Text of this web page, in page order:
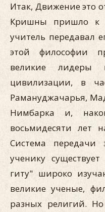
Итак, Движение это
Кришны пришло к
учитель передавал
этой философии
великие лидеры
цивилизации, в
Рамануджачарья,
Нимбарка и,
восьмидесяти лет
Система
ученику
гиту" широко
великие ученые,
разных религий.